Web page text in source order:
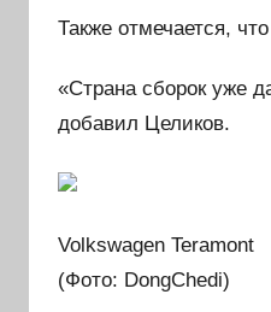
Также отмечается,
«Страна сборок уже
добавил Целиков.
Volkswagen Teramont
(Фото: DongChedi)